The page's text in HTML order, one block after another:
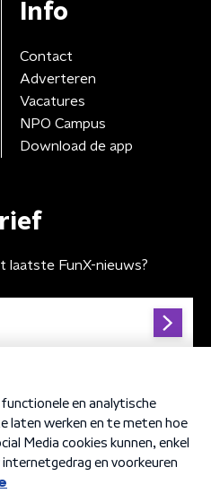
Info
Contact
Adverteren
Vacatures
NPO Campus
Download de app
laatste FunX-nieuws?